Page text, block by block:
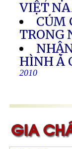
VIỆT
CÚM
TRONG
HÌNH Á
2010